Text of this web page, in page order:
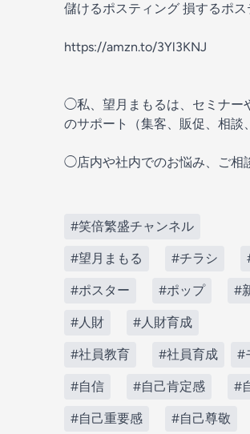
儲けるポスティング 損するポ
https://amzn.to/3Yl3KNJ
◯私、望月まもるは、セミナー
のサポート（集客、販促、相談
◯店内や社内でのお悩み、ご相
#笑倍繁盛チャンネル
#望月まもる #チラシ
#ポスター #ポップ #
#人財 #人財育成
#社員教育 #社員育成 #
#自信 #自己肯定感 #
#自己重要感 #自己尊敬